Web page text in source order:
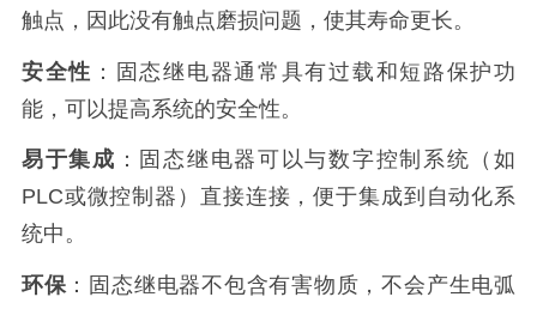
触点，因此没有触点磨损问题，使其寿命更长。
安全性 ：固态继电器通常具有过载和短路保护功
能，可以提高系统的安全性。
易于集成 ：固态继电器可以与数字控制系统（如
PLC或微控制器）直接连接，便于集成到自动化系
统中。
环保：固态继电器不包含有害物质，不会产生电弧